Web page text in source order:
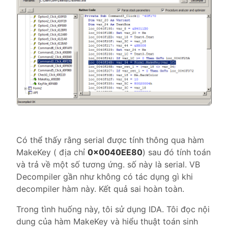
Có thể thấy rằng serial được tính thông qua hàm
MakeKey ( địa chỉ 0x0040EE80) sau đó tính toán
và trả về một số tương ứng. số này là serial. VB
Decompiler gần như không có tác dụng gì khi
decompiler hàm này. Kết quả sai hoàn toàn.
Trong tình huống này, tôi sử dụng IDA. Tôi đọc nội
dung của hàm MakeKey và hiểu thuật toán sinh